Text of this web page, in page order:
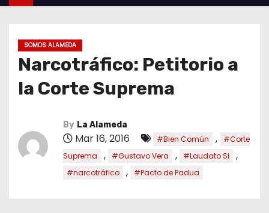
SOMOS ALAMEDA
Narcotráfico: Petitorio a
la Corte Suprema
By La Alameda
Mar 16, 2016 #Bien Común ,
#Corte
Suprema
, #Gustavo Vera , #Laudato Si ,
#narcotráfico , #Pacto de Padua